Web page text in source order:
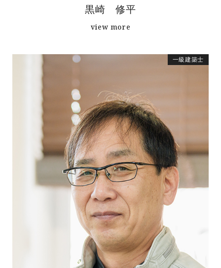
黒崎 修平
view more
一級建築士